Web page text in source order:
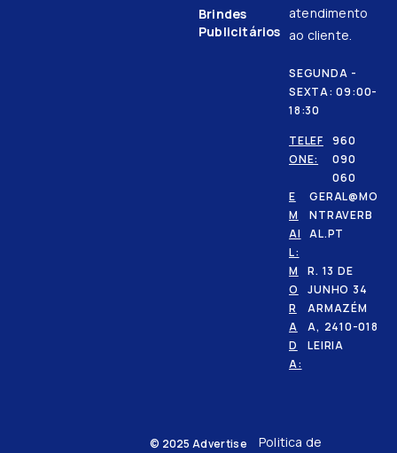
Brindes
Publicitários
atendimento
ao cliente.
SEGUNDA -
SEXTA: 09:00-
18:30
TELEF
ONE:
960
090
060
E
M
AI
L:
GERAL@MO
NTRAVERB
AL.PT
M
O
R
A
D
A:
R. 13 DE
JUNHO 34
ARMAZÉM
A, 2410-018
LEIRIA
Politica de
© 2025Advertise